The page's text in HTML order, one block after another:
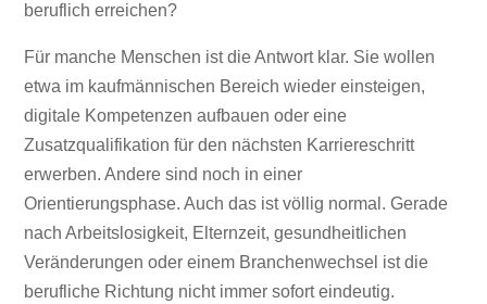
beruflich erreichen?
Für manche Menschen ist die Antwort klar. Sie wollen
etwa im kaufmännischen Bereich wieder einsteigen,
digitale Kompetenzen aufbauen oder eine
Zusatzqualifikation für den nächsten Karriereschritt
erwerben. Andere sind noch in einer
Orientierungsphase. Auch das ist völlig normal. Gerade
nach Arbeitslosigkeit, Elternzeit, gesundheitlichen
Veränderungen oder einem Branchenwechsel ist die
berufliche Richtung nicht immer sofort eindeutig.